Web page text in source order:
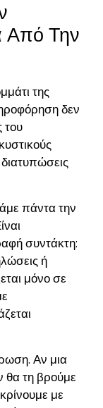
Από Την
της
δεν
του
διατυπώσεις
πάντα την
συντάκτη:
ή
μόνο σε
Αν μια
θα τη βρούμε
με